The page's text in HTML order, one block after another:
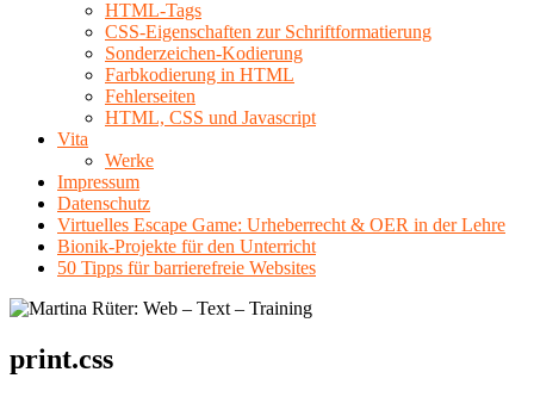
HTML-Tags
CSS-Eigenschaften zur Schriftformatierung
Sonderzeichen-Kodierung
Farbkodierung in HTML
Fehlerseiten
HTML, CSS und Javascript
Vita
Werke
Impressum
Datenschutz
Virtuelles Escape Game: Urheberrecht & OER in der Lehre
Bionik-Projekte für den Unterricht
50 Tipps für barrierefreie Websites
Schlagwort:
print.css